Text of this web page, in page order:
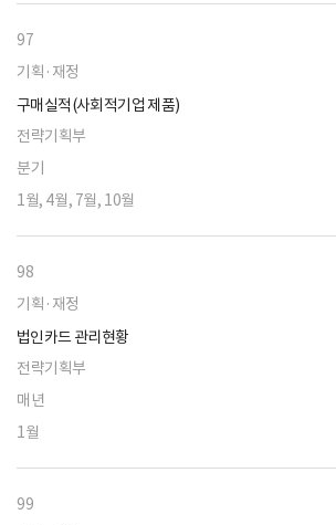
97
기획·재정
구매실적(사회적기업 제품)
전략기획부
분기
1월, 4월, 7월, 10월
98
기획·재정
법인카드 관리현황
전략기획부
매년
1월
99